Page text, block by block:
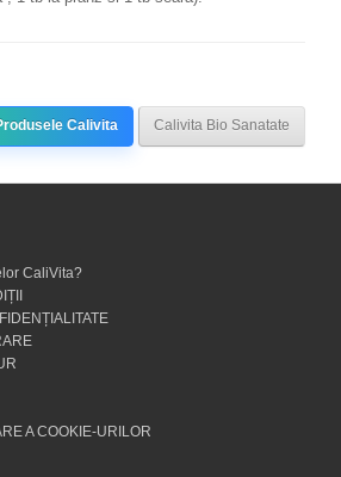
Calivita Calivita Bio Sanatate
CaliVita?
A COOKIE-URILOR